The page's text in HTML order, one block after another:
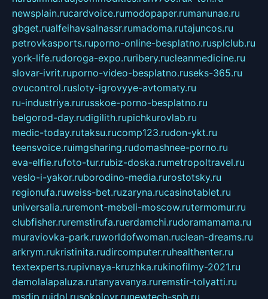
newsplain.rucardvoice.rumodopaper.rumanunae.ru
gbget.rualfeihavsalnassr.rumadoma.rutajuncos.ru
petrovkasports.ruporno-online-besplatno.rusplclub.ru
york-life.rudoroga-expo.ruribery.rucleanmedicine.ru
slovar-ivrit.ruporno-video-besplatno.ruseks-365.ru
ovucontrol.rusloty-igrovyye-avtomaty.ru
ru-industriya.rurusskoe-porno-besplatno.ru
belgorod-day.rudigilith.rupichkurovlab.ru
medic-today.rutaksu.rucomp123.rudon-ykt.ru
teensvoice.ruimgsharing.rudomashnee-porno.ru
eva-elfie.rufoto-tur.rubiz-doska.rumetropoltravel.ru
veslo-i-yakor.ruborodino-media.rurostotsky.ru
regionufa.ruweiss-bet.ruzaryna.rucasinotablet.ru
universalia.ruremont-mebeli-moscow.rutermomur.ru
clubfisher.ruremstirufa.ruerdamchi.rudoramamama.ru
muraviovka-park.ruworldofwoman.ruclean-dreams.ru
arkrym.rukristinita.rudircomputer.ruhealthenter.ru
textexperts.rupivnaya-kruzhka.rukinofilmy-2021.ru
demolalapaluza.rutanyavanya.ruremstir-tolyatti.ru
msdip.rujdol.rusokolovr.runewtech-spb.ru